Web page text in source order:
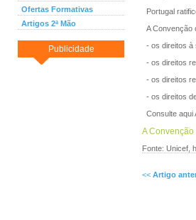
Ofertas Formativas
Artigos 2ª Mão
Publicidade
Portugal
A Convenção
- os direitos à
- os direitos
- os direitos
- os direitos
Consulte aqui
A
Fonte: Unicef,
<< Artigo